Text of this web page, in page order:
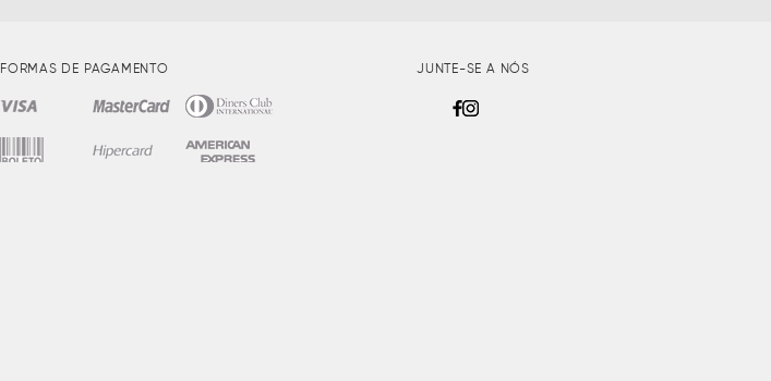
FORMAS DE PAGAMENTO JUNTE-SE A NÓS